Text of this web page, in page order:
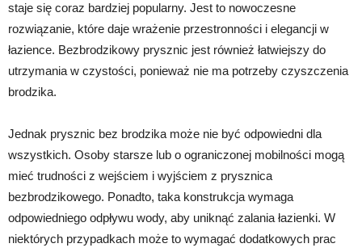
staje się coraz bardziej popularny. Jest to nowoczesne
rozwiązanie, które daje wrażenie przestronności i elegancji w
łazience. Bezbrodzikowy prysznic jest również łatwiejszy do
utrzymania w czystości, ponieważ nie ma potrzeby czyszczenia
brodzika.
Jednak prysznic bez brodzika może nie być odpowiedni dla
wszystkich. Osoby starsze lub o ograniczonej mobilności mogą
mieć trudności z wejściem i wyjściem z prysznica
bezbrodzikowego. Ponadto, taka konstrukcja wymaga
odpowiedniego odpływu wody, aby uniknąć zalania łazienki. W
niektórych przypadkach może to wymagać dodatkowych prac